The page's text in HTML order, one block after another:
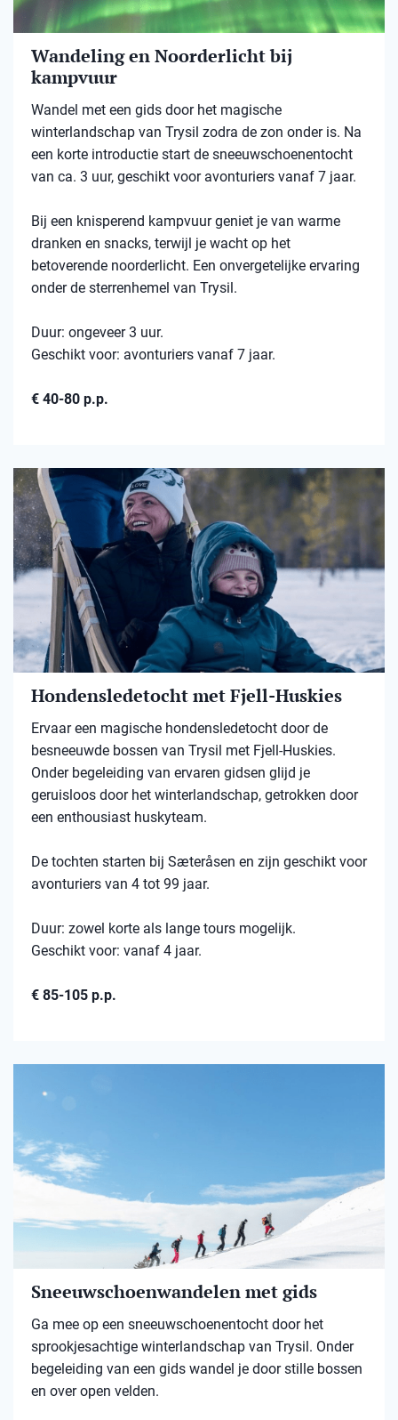
Wandeling en Noorderlicht bij
kampvuur
Wandel met een gids door het magische
winterlandschap van Trysil zodra de zon onder is. Na
een korte introductie start de sneeuwschoenentocht
van ca. 3 uur, geschikt voor avonturiers vanaf 7 jaar.
Bij een knisperend kampvuur geniet je van warme
dranken en snacks, terwijl je wacht op het
betoverende noorderlicht. Een onvergetelijke ervaring
onder de sterrenhemel van Trysil.
Duur: ongeveer 3 uur.
Geschikt voor: avonturiers vanaf 7 jaar.
€ 40-80 p.p.
Hondensledetocht met Fjell-Huskies
Ervaar een magische hondensledetocht door de
besneeuwde bossen van Trysil met Fjell-Huskies.
Onder begeleiding van ervaren gidsen glijd je
geruisloos door het winterlandschap, getrokken door
een enthousiast huskyteam.
De tochten starten bij Sæteråsen en zijn geschikt voor
avonturiers van 4 tot 99 jaar.
Duur: zowel korte als lange tours mogelijk.
Geschikt voor: vanaf 4 jaar.
€ 85-105 p.p.
Sneeuwschoenwandelen met gids
Ga mee op een sneeuwschoenentocht door het
sprookjesachtige winterlandschap van Trysil. Onder
begeleiding van een gids wandel je door stille bossen
en over open velden.